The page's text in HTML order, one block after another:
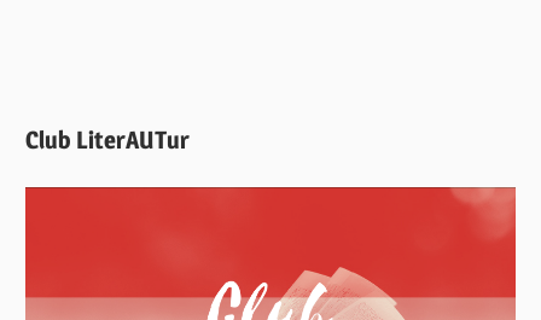
Club LiterAUTur